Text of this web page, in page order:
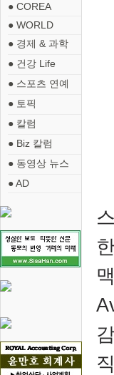
● COREA
● WORLD
● 경제 & 과학
● 건강 Life
● 스포츠 연예
● 토픽
● 칼럼
● Biz 칼럼
● 동영상 뉴스
● AD